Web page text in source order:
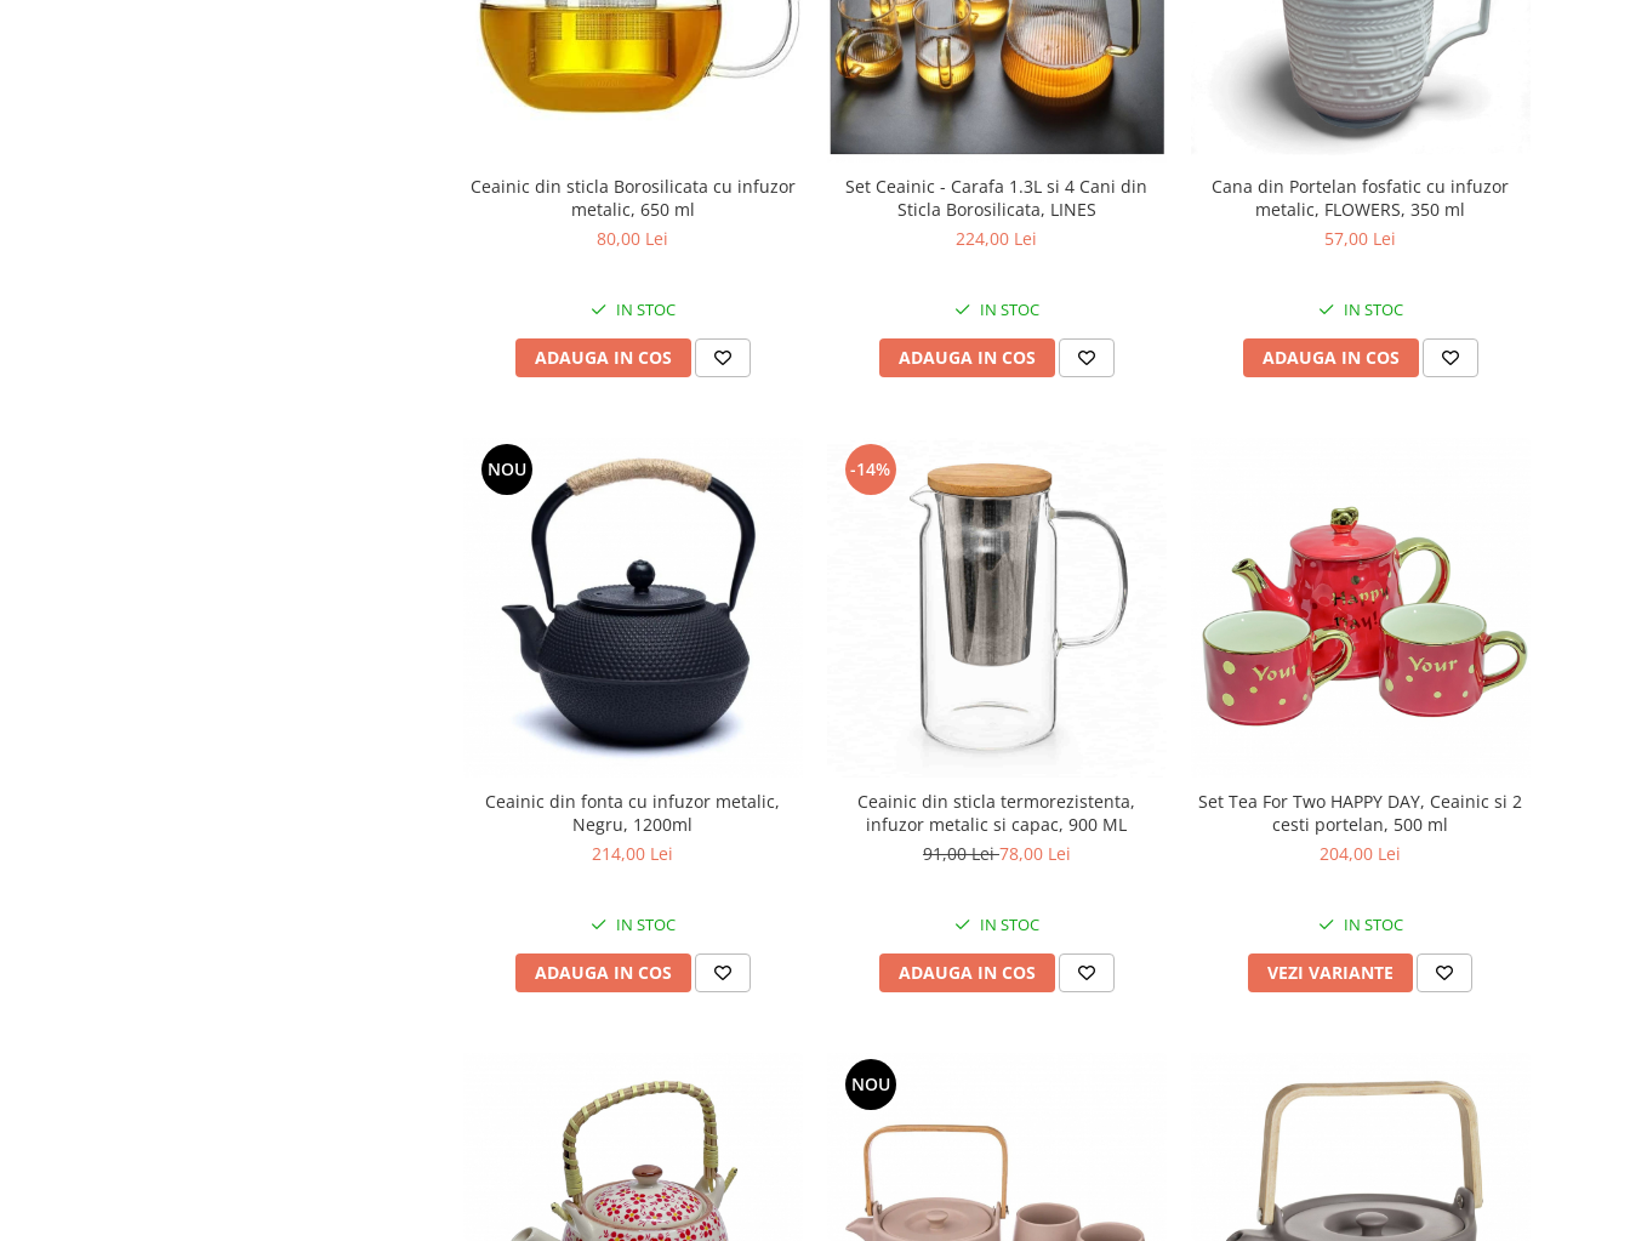
Ceainic din sticla Borosilicata cu infuzor
metalic, 650 ml
80,00 Lei
IN STOC
ADAUGA IN COS
Set Ceainic - Carafa 1.3L si 4 Cani din
Sticla Borosilicata, LINES
224,00 Lei
IN STOC
ADAUGA IN COS
Cana din Portelan fosfatic cu infuzor
metalic, FLOWERS, 350 ml
57,00 Lei
IN STOC
ADAUGA IN COS
NOU
Ceainic din fonta cu infuzor metalic,
Negru, 1200ml
214,00 Lei
IN STOC
ADAUGA IN COS
-14%
Ceainic din sticla termorezistenta,
infuzor metalic si capac, 900 ML
91,00 Lei78,00 Lei
IN STOC
ADAUGA IN COS
Set Tea For Two HAPPY DAY, Ceainic si 2
cesti portelan, 500 ml
204,00 Lei
IN STOC
VEZI VARIANTE
NOU